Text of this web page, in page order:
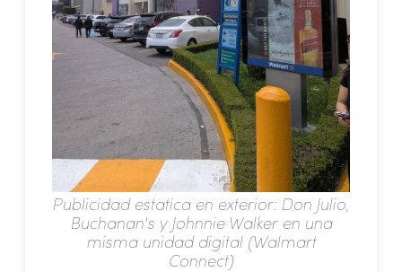
Publicidad estatica en exterior: Don Julio,
Buchanan's y Johnnie Walker en una
misma unidad digital (Walmart
Connect)